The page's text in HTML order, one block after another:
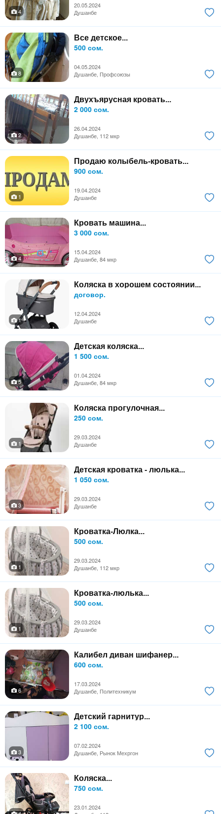
20.05.2024
4
Душанбе
Все детское...
500 сом.
04.05.2024
8
Душанбе, Профсоюзы
Двухъярусная кровать...
2 000 сом.
26.04.2024
2
Душанбе, 112 мкр
Продаю колыбель-кровать...
900 сом.
19.04.2024
1
Душанбе
Кровать машина...
3 000 сом.
15.04.2024
4
Душанбе, 84 мкр
Коляска в хорошем состоянии...
договор.
12.04.2024
1
Душанбе
Детская коляска...
1 500 сом.
01.04.2024
5
Душанбе, 84 мкр
Коляска прогулочная...
250 сом.
29.03.2024
1
Душанбе
Детская кроватка - люлька...
1 050 сом.
29.03.2024
3
Душанбе
Кроватка-Люлка...
500 сом.
29.03.2024
1
Душанбе, 112 мкр
Кроватка-люлька...
500 сом.
29.03.2024
1
Душанбе
Калибел диван шифанер...
600 сом.
17.03.2024
6
Душанбе, Политехникум
Детский гарнитур...
2 100 сом.
07.02.2024
3
Душанбе, Рынок Мехргон
Коляска...
750 сом.
23.01.2024